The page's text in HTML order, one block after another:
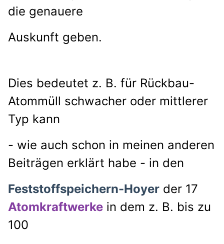
die genauere
Auskunft geben.
Dies bedeutet z. B. für Rückbau-
Atommüll schwacher oder mittlerer
Typ kann
- wie auch schon in meinen anderen
Beiträgen erklärt habe - in den
Feststoffspeichern-Hoyer der 17
Atomkraftwerke in dem z. B. bis zu
100